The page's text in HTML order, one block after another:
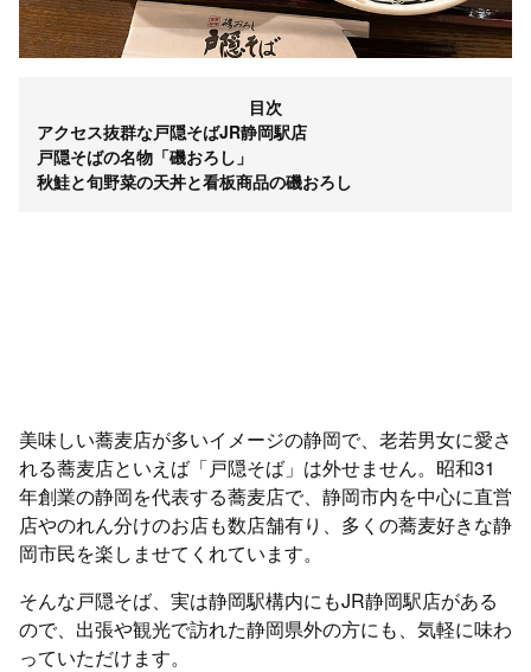
目次
アクセス抜群な戸隠そばJR静岡駅店
戸隠そばの名物「磯おろし」
秋鮭と旬野菜の天丼と看板商品の磯おろし
美味しい蕎麦店が多いイメージの静岡で、老若男女に愛さ
れる蕎麦店といえば「戸隠そば」は外せません。昭和31
年創業の静岡を代表する蕎麦店で、静岡市内を中心に直営
店やのれん分けのお店も数店舗有り、多くの蕎麦好きな静
岡市民を楽しませてくれています。
そんな戸隠そば、実は静岡駅構内にもJR静岡駅店がある
ので、出張や観光で訪れた静岡県外の方にも、気軽に味わ
っていただけます。